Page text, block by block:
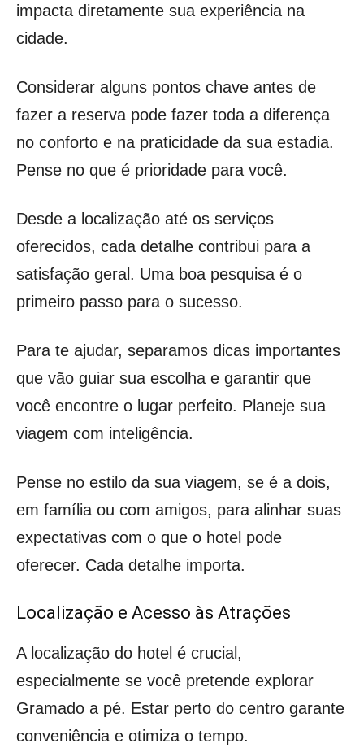
impacta diretamente sua experiência na
cidade.
Considerar alguns pontos chave antes de
fazer a reserva pode fazer toda a diferença
no conforto e na praticidade da sua estadia.
Pense no que é prioridade para você.
Desde a localização até os serviços
oferecidos, cada detalhe contribui para a
satisfação geral. Uma boa pesquisa é o
primeiro passo para o sucesso.
Para te ajudar, separamos dicas importantes
que vão guiar sua escolha e garantir que
você encontre o lugar perfeito. Planeje sua
viagem com inteligência.
Pense no estilo da sua viagem, se é a dois,
em família ou com amigos, para alinhar suas
expectativas com o que o hotel pode
oferecer. Cada detalhe importa.
Localização e Acesso às Atrações
A localização do hotel é crucial,
especialmente se você pretende explorar
Gramado a pé. Estar perto do centro garante
conveniência e otimiza o tempo.